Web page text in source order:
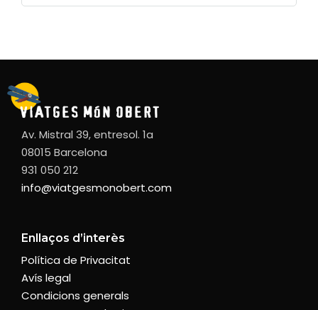
Av. Mistral 39, entresol. 1a
08015 Barcelona
931 050 212
info@viatgesmonobert.com
Enllaços d’interès
Política de Privacitat
Avís legal
Condicions generals